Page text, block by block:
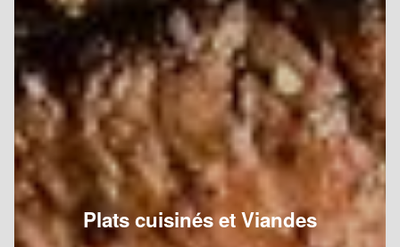
Plats cuisinés et Viandes